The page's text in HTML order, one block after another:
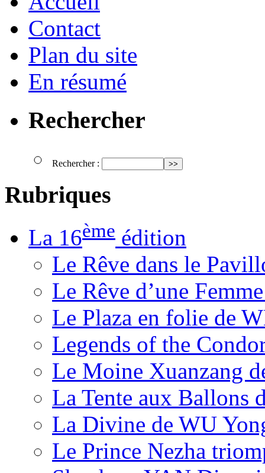
Contact
Plan du site
En résumé
Rechercher
Rechercher :
Rubriques
La 16ème édition
Le Rêve dans le
Le Rêve d’une
Le Plaza en folie de
Legends of the
Le Moine Xuanzang
La Tente aux Ballons
La Divine de WU
Le Prince Nezha